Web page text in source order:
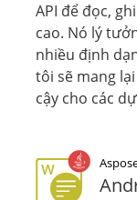
API để đọc,
cao. Nó lý
nhiều định
tôi sẽ mang
cậy cho các